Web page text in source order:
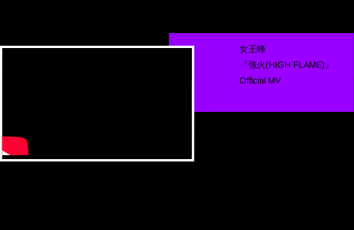
女王蜂
『強火(HIGH FLAME)』
Official MV